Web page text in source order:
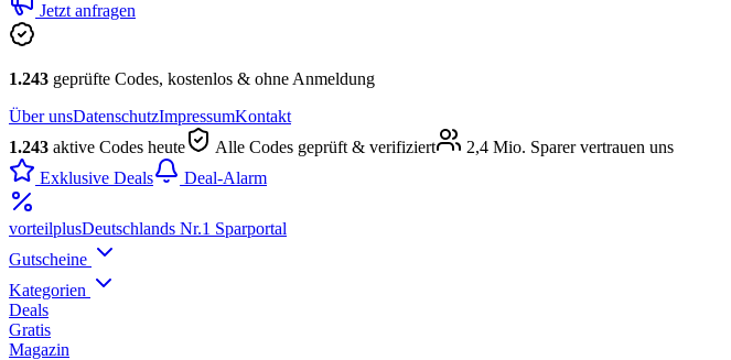
Jetzt anfragen
1.243 geprüfte Codes, kostenlos & ohne Anmeldung
Über unsDatenschutzImpressumKontakt
1.243 aktive Codes heute Alle Codes geprüft & verifiziert
2,4 Mio. Sparer vertrauen uns
Exklusive Deals
Deal-Alarm
vorteilplusDeutschlands Nr.1 Sparportal
Gutscheine
Kategorien
Deals
Gratis
Magazin